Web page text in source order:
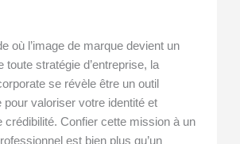
où l’image de marque devient un
toute stratégie d’entreprise, la
se révèle être un outil
pour valoriser votre identité et
crédibilité. Confier cette mission à un
est bien plus qu’un